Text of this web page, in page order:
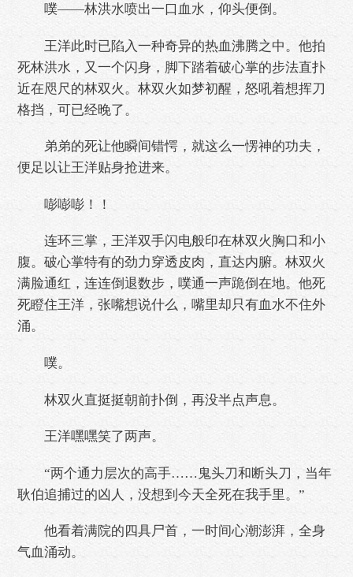
噗——林洪水喷出一口血水，仰头便倒。
王洋此时已陷入一种奇异的热血沸腾之中。他拍
死林洪水，又一个闪身，脚下踏着破心掌的步法直扑
近在咫尺的林双火。林双火如梦初醒，怒吼着想挥刀
格挡，可已经晚了。
弟弟的死让他瞬间错愕，就这么一愣神的功夫，
便足以让王洋贴身抢进来。
嘭嘭嘭！！
连环三掌，王洋双手闪电般印在林双火胸口和小
腹。破心掌特有的劲力穿透皮肉，直达内腑。林双火
满脸通红，连连倒退数步，噗通一声跪倒在地。他死
死瞪住王洋，张嘴想说什么，嘴里却只有血水不住外
涌。
噗。
林双火直挺挺朝前扑倒，再没半点声息。
王洋嘿嘿笑了两声。
“两个通力层次的高手……鬼头刀和断头刀，当年
耿伯追捕过的凶人，没想到今天全死在我手里。”
他看着满院的四具尸首，一时间心潮澎湃，全身
气血涌动。